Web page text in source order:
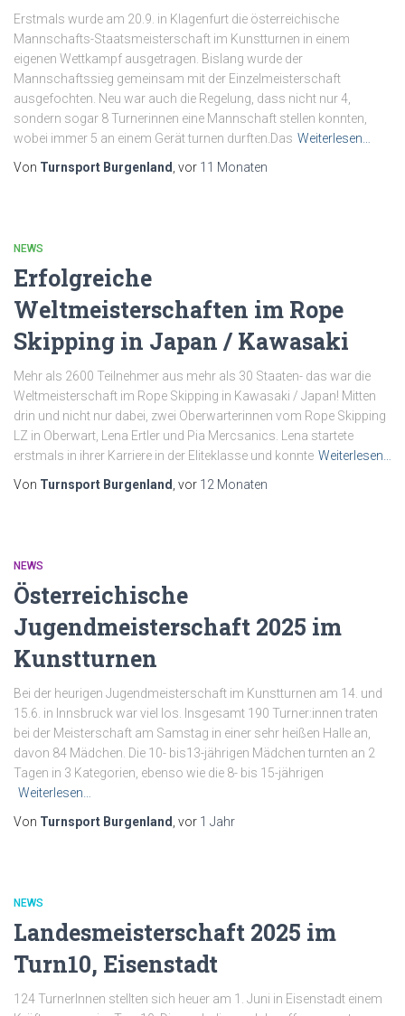
Erstmals wurde am 20.9. in Klagenfurt die österreichische
Mannschafts-Staatsmeisterschaft im Kunstturnen in einem
eigenen Wettkampf ausgetragen. Bislang wurde der
Mannschaftssieg gemeinsam mit der Einzelmeisterschaft
ausgefochten. Neu war auch die Regelung, dass nicht nur 4,
sondern sogar 8 Turnerinnen eine Mannschaft stellen konnten,
wobei immer 5 an einem Gerät turnen durften.Das Weiterlesen…
Von Turnsport Burgenland , vor 11 Monaten
NEWS
Erfolgreiche
Weltmeisterschaften im Rope
Skipping in Japan / Kawasaki
Mehr als 2600 Teilnehmer aus mehr als 30 Staaten- das war die
Weltmeisterschaft im Rope Skipping in Kawasaki / Japan! Mitten
drin und nicht nur dabei, zwei Oberwarterinnen vom Rope Skipping
LZ in Oberwart, Lena Ertler und Pia Mercsanics. Lena startete
erstmals in ihrer Karriere in der Eliteklasse und konnte Weiterlesen…
Von Turnsport Burgenland , vor 12 Monaten
NEWS
Österreichische
Jugendmeisterschaft 2025 im
Kunstturnen
Bei der heurigen Jugendmeisterschaft im Kunstturnen am 14. und
15.6. in Innsbruck war viel los. Insgesamt 190 Turner:innen traten
bei der Meisterschaft am Samstag in einer sehr heißen Halle an,
davon 84 Mädchen. Die 10- bis13-jährigen Mädchen turnten an 2
Tagen in 3 Kategorien, ebenso wie die 8- bis 15-jährigen
Weiterlesen…
Von Turnsport Burgenland , vor 1 Jahr
NEWS
Landesmeisterschaft 2025 im
Turn10, Eisenstadt
124 TurnerInnen stellten sich heuer am 1. Juni in Eisenstadt einem